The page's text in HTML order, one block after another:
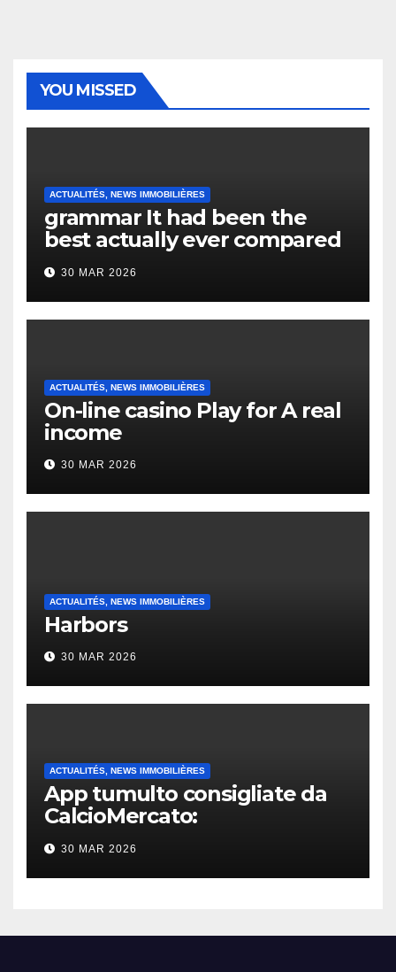
YOU MISSED
ACTUALITÉS, NEWS IMMOBILIÈRES
grammar It had been the
best actually ever compared
to it’s the top actually?
English Vocabulary Learners
Heap Change
30 MAR 2026
ACTUALITÉS, NEWS IMMOBILIÈRES
On-line casino Play for A real
income
30 MAR 2026
ACTUALITÉS, NEWS IMMOBILIÈRES
Harbors
30 MAR 2026
ACTUALITÉS, NEWS IMMOBILIÈRES
App tumulto consigliate da
CalcioMercato:
considerazione di gennaio
2026
30 MAR 2026